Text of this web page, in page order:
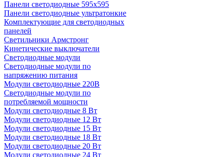
Панели светодиодные 595х595
Панели светодиодные ультратонкие
Комплектующие для светодиодных
панелей
Светильники Армстронг
Кинетические выключатели
Светодиодные модули
Светодиодные модули по
напряжению питания
Модули светодиодные 220В
Светодиодные модули по
потребляемой мощности
Модули светодиодные 8 Вт
Модули светодиодные 12 Вт
Модули светодиодные 15 Вт
Модули светодиодные 18 Вт
Модули светодиодные 20 Вт
Модули светодиодные 24 Вт